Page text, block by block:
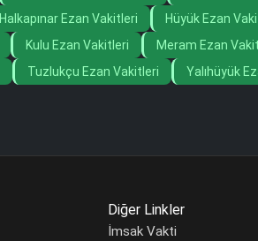
Halkapınar Ezan Vakitleri Hüyük Ezan
Kulu Ezan Vakitleri Meram Ezan
Tuzlukçu Ezan Vakitleri Yalıhüyük
Diğer Linkler
İmsak Vakti